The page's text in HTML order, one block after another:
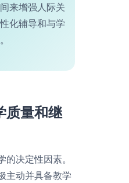
来增强人际关
化辅导和与学
质量和继
决定性因素。
主动并具备教学